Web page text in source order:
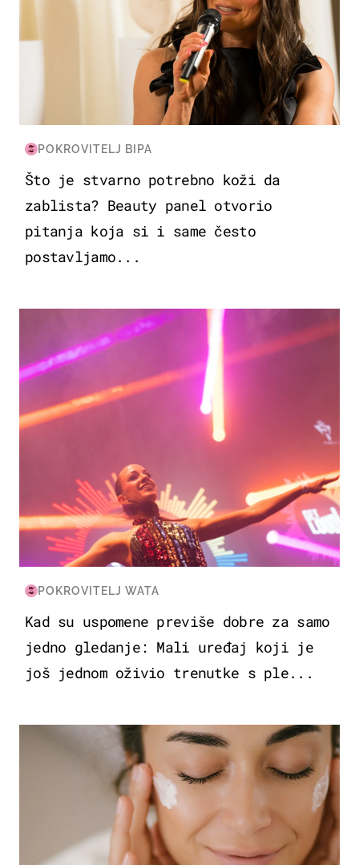
POKROVITELJ BIPA
Što je stvarno potrebno koži da
zablista? Beauty panel otvorio
pitanja koja si i same često
postavljamo...
KULTURA & ZABAVA
POKROVITELJ WATA
Kad su uspomene previše dobre za samo
jedno gledanje: Mali uređaj koji je
još jednom oživio trenutke s ple...
MODA & LJEPOTA